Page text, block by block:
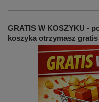
GRATIS W KOSZYKU -
koszyka otrzymasz